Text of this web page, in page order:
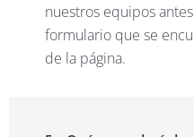
nuestros equipos
formulario que se
de la página.